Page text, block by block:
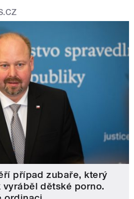
případ zubaře, který
dětské porno.